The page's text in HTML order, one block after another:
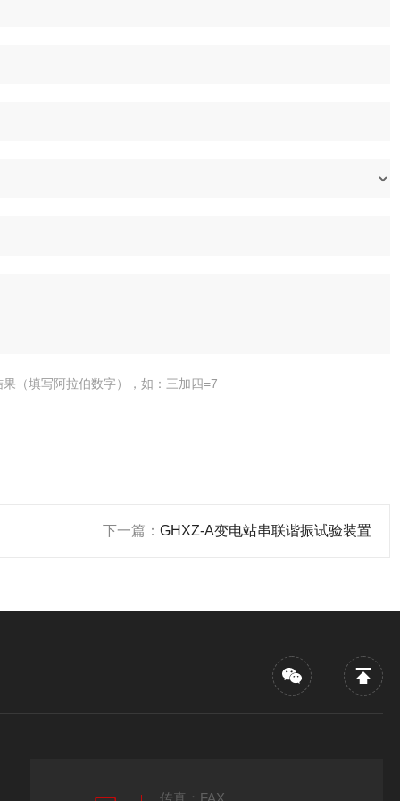
（填写阿拉伯数字），如：三加四=7
下一篇： GHXZ-A变电站串联谐振试验装置
传真：FAX